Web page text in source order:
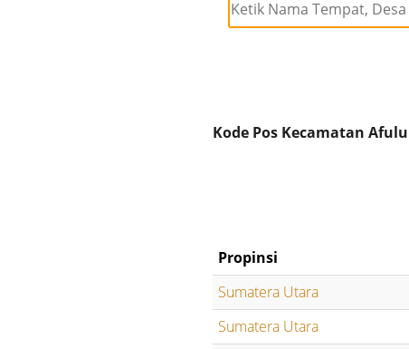
Kode Pos Kecamatan
Propinsi
Sumatera Utara
Sumatera Utara